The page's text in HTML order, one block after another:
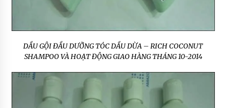
DẦU GỘI ĐẦU DƯỠNG TÓC DẦU DỪA – RICH COCONUT
SHAMPOO VÀ HOẠT ĐỘNG GIAO HÀNG THÁNG 10-2014